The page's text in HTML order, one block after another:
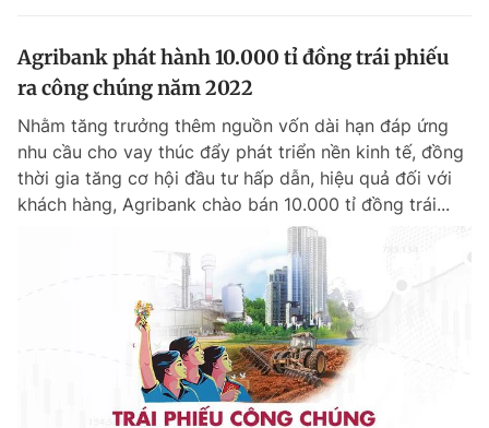
Agribank phát hành 10.000 tỉ đồng trái phiếu
ra công chúng năm 2022
Nhằm tăng trưởng thêm nguồn vốn dài hạn đáp ứng
nhu cầu cho vay thúc đẩy phát triển nền kinh tế, đồng
thời gia tăng cơ hội đầu tư hấp dẫn, hiệu quả đối với
khách hàng, Agribank chào bán 10.000 tỉ đồng trái...